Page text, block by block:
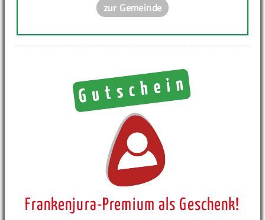
zur Gemeinde
Frankenjura-Premium als Geschenk!